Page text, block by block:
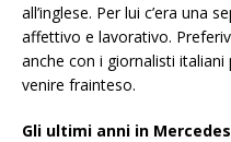
all’inglese. Per lui c’era una
affettivo e lavorativo.
anche con i giornalisti
venire frainteso.
Gli ultimi anni in